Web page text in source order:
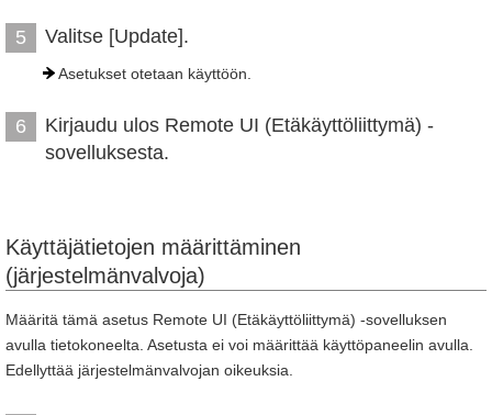
5 Valitse [Update].
Asetukset otetaan käyttöön.
6
Kirjaudu ulos Remote UI (Etäkäyttöliittymä) -
sovelluksesta.
Käyttäjätietojen määrittäminen
(järjestelmänvalvoja)
Määritä tämä asetus Remote UI (Etäkäyttöliittymä) -sovelluksen
avulla tietokoneelta. Asetusta ei voi määrittää käyttöpaneelin avulla.
Edellyttää järjestelmänvalvojan oikeuksia.